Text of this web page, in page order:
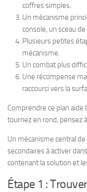
coffres simples.
Un mécanisme
console, un sceau
Plusieurs petites
mécanisme.
Un combat plus
Une récompense
raccourci vers la
Comprendre ce plan
tournez en rond, pensez
Un mécanisme central
secondaires à activer
contenant la solution et
Étape 1 :